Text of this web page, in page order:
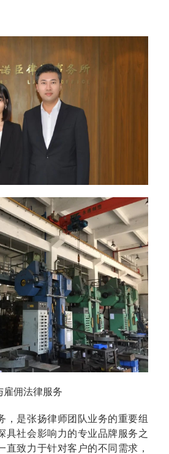
雇佣法律服务
，是张扬律师团队业务的重要组
具社会影响力的专业品牌服务之
直致力于针对客户的不同需求，